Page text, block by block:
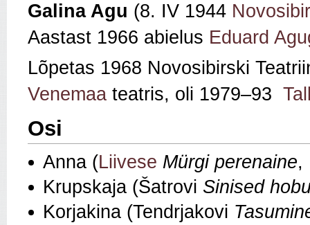
Galina Agu (8. IV 1944
Aastast 1966 abielus Eduard
Lõpetas 1968 Novosibirski
Venemaa teatris, oli 1979–93
Osi
Anna (Liivese Mürgi perenaine,
Krupskaja (Šatrovi Sinised
Korjakina (Tendrjakovi